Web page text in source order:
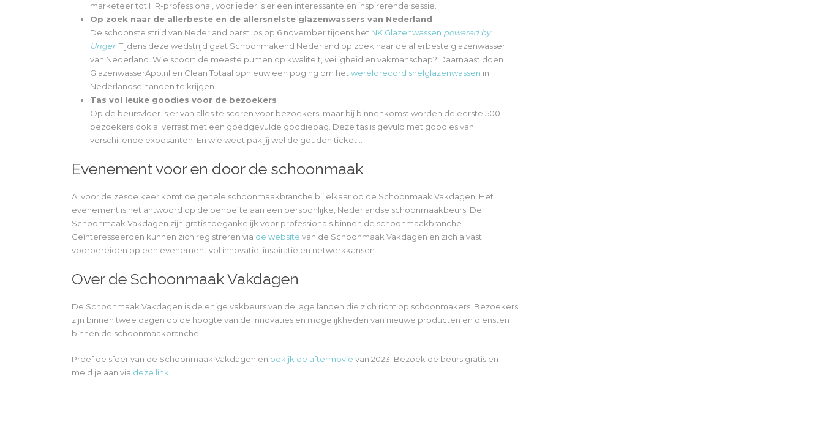
marketeer tot HR-professional, voor ieder is er een interessante en inspirerende sessie.
Op zoek naar de allerbeste en de allersnelste glazenwassers van Nederland
De schoonste strijd van Nederland barst los op 6 november tijdens het NK Glazenwassen powered by
Unger. Tijdens deze wedstrijd gaat Schoonmakend Nederland op zoek naar de allerbeste glazenwasser
van Nederland. Wie scoort de meeste punten op kwaliteit, veiligheid en vakmanschap? Daarnaast doen
GlazenwasserApp.nl en Clean Totaal opnieuw een poging om het wereldrecord snelglazenwassen in
Nederlandse handen te krijgen.
Tas vol leuke goodies voor de bezoekers
Op de beursvloer is er van alles te scoren voor bezoekers, maar bij binnenkomst worden de eerste 500
bezoekers ook al verrast met een goedgevulde goodiebag. Deze tas is gevuld met goodies van
verschillende exposanten. En wie weet pak jij wel de gouden ticket…
Evenement voor en door de schoonmaak
Al voor de zesde keer komt de gehele schoonmaakbranche bij elkaar op de Schoonmaak Vakdagen. Het
evenement is het antwoord op de behoefte aan een persoonlijke, Nederlandse schoonmaakbeurs. De
Schoonmaak Vakdagen zijn gratis toegankelijk voor professionals binnen de schoonmaakbranche.
Geïnteresseerden kunnen zich registreren via de website van de Schoonmaak Vakdagen en zich alvast
voorbereiden op een evenement vol innovatie, inspiratie en netwerkkansen.
Over de Schoonmaak Vakdagen
De Schoonmaak Vakdagen is de enige vakbeurs van de lage landen die zich richt op schoonmakers. Bezoekers
zijn binnen twee dagen op de hoogte van de innovaties en mogelijkheden van nieuwe producten en diensten
binnen de schoonmaakbranche.
Proef de sfeer van de Schoonmaak Vakdagen en bekijk de aftermovie van 2023. Bezoek de beurs gratis en
meld je aan via deze link